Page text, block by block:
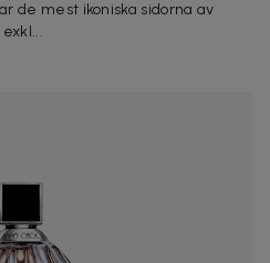
de mest ikoniska sidorna av